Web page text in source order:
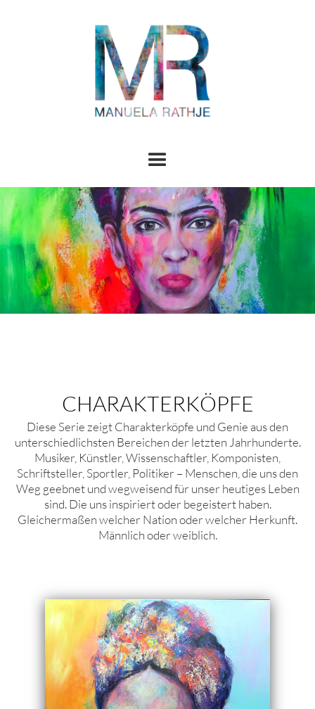
CHARAKTERKÖPFE
Diese Serie zeigt Charakterköpfe und Genie aus den
unterschiedlichsten Bereichen der letzten Jahrhunderte.
Musiker, Künstler, Wissenschaftler, Komponisten,
Schriftsteller, Sportler, Politiker – Menschen, die uns den
Weg geebnet und wegweisend für unser heutiges Leben
sind. Die uns inspiriert oder begeistert haben.
Gleichermaßen welcher Nation oder welcher Herkunft.
Männlich oder weiblich.